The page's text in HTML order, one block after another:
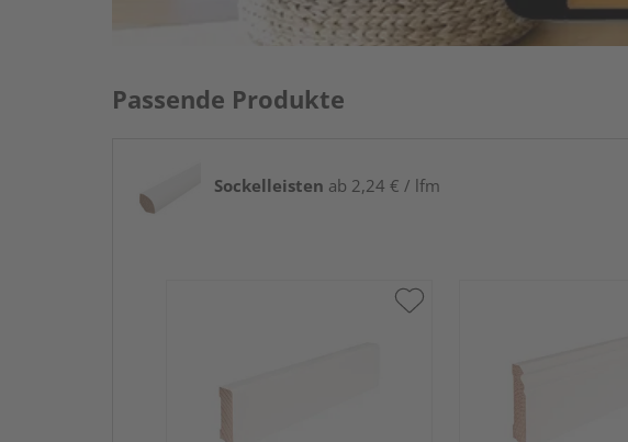
Passende Produkte
Sockelleisten ab 2,24 € / lfm